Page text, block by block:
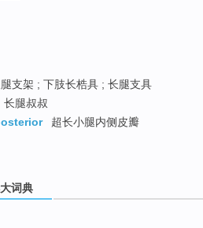
支架 ; 下肢长梏具 ; 长腿支具
长腿叔叔
超长小腿内侧皮瓣
词典